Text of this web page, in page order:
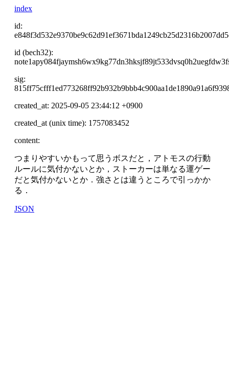
index
id:
id (bech32):
sig:
created_at: 2025-09-05 23:44:12 +0900
created_at (unix time): 1757083452
content:
つまりやすいかもって思うボスだと，アトモスの行動
ルールに気付かないとか，ストーカーは単なる運ゲー
だと気付かないとか．強さとは違うところで引っかか
る．
JSON